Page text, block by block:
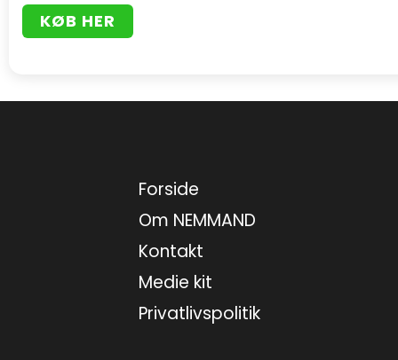
KØB HER
Forside
Om NEMMAND
Kontakt
Medie kit
Privatlivspolitik